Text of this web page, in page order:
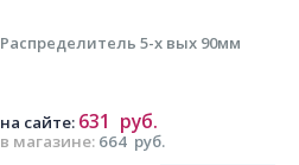
Распределитель 5-х вых 90мм
в магазине: 664 руб.
на сайте: 631 руб.